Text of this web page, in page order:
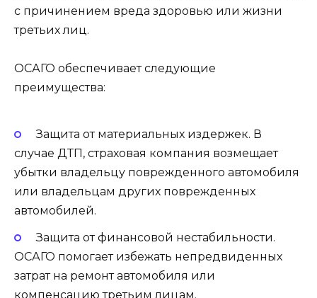
с причинением вреда здоровью или жизни
третьих лиц.
ОСАГО обеспечивает следующие
преимущества:
Защита от материальных издержек. В
случае ДТП, страховая компания возмещает
убытки владельцу поврежденного автомобиля
или владельцам других поврежденных
автомобилей.
Защита от финансовой нестабильности.
ОСАГО помогает избежать непредвиденных
затрат на ремонт автомобиля или
компенсацию третьим лицам.